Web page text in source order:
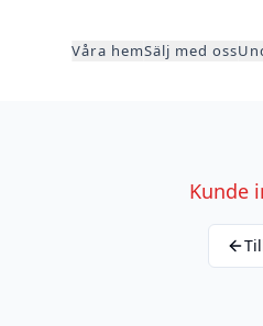
Våra hemSälj med oss
Kunde